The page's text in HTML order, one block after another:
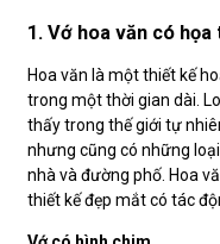
1. Vớ hoa văn có
Hoa văn là một thiết kế
trong một thời gian dài.
thấy trong thế giới tự
nhưng cũng có những
nhà và đường phố. Hoa
thiết kế đẹp mắt có tác